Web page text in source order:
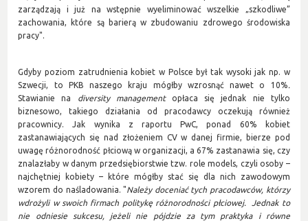
zarządzają i już na wstępnie wyeliminować wszelkie „szkodliwe”
zachowania, które są barierą w zbudowaniu zdrowego środowiska
pracy".
Gdyby poziom zatrudnienia kobiet w Polsce był tak wysoki jak np. w
Szwecji, to PKB naszego kraju mógłby wzrosnąć nawet o 10%.
Stawianie na
diversity managementopłaca się jednak nie tylko
biznesowo, takiego działania od pracodawcy oczekują również
pracownicy. Jak wynika z raportu PwC, ponad 60% kobiet
zastanawiających się nad złożeniem CV w danej firmie, bierze pod
uwagę różnorodność płciową w organizacji, a 67% zastanawia się, czy
znalazłaby w danym przedsiębiorstwie tzw. role models, czyli osoby –
najchętniej kobiety – które mógłby stać się dla nich zawodowym
wzorem do naśladowania. "Należy doceniać tych pracodawców, którzy
wdrożyli w swoich firmach politykę różnorodności płciowej. Jednak to
nie odniesie sukcesu, jeżeli nie pójdzie za tym praktyka i równe